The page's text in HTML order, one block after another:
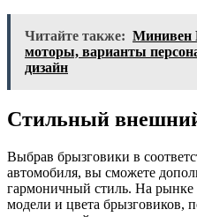
Читайте также: Минивен
моторы, варианты
дизайн
Стильный
Выбрав брызговики в
автомобиля, вы сможете
гармоничный стиль. На рынке
модели и цвета брызговиков,